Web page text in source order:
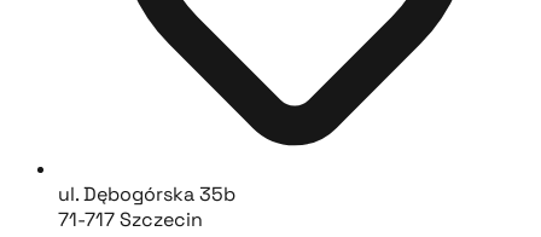
ul. Dębogórska 35b
71-717 Szczecin